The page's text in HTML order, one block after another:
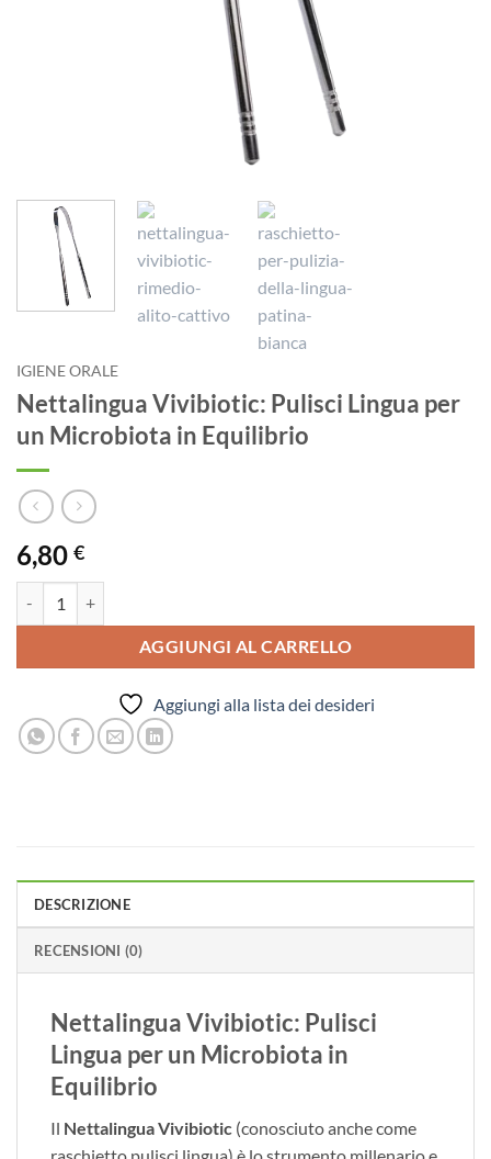
IGIENE ORALE
Nettalingua Vivibiotic: Pulisci Lingua per
un Microbiota in Equilibrio
6,80 €
AGGIUNGI AL CARRELLO
Aggiungi alla lista dei desideri
DESCRIZIONE
RECENSIONI (0)
Nettalingua Vivibiotic: Pulisci
Lingua per un Microbiota in
Equilibrio
Il Nettalingua Vivibiotic (conosciuto anche come